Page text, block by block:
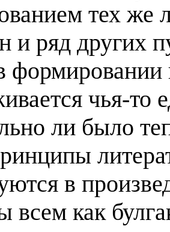
тех же
и ряд других
чья-то
ли было
в
всем как